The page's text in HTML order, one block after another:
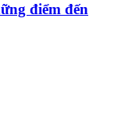
điểm đến